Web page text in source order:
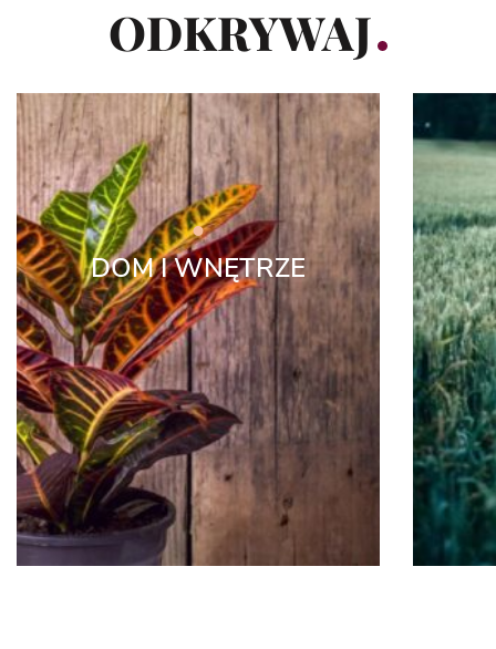
ODKRYWAJ
DOM I WNĘTRZE